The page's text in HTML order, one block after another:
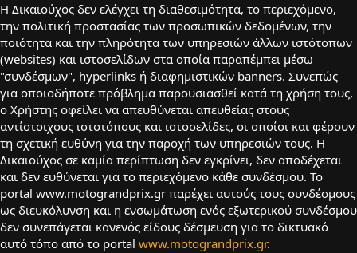
Η Δικαιούχος δεν ελέγχει τη διαθεσιμότητα, το περιεχόμενο,
την πολιτική προστασίας των προσωπικών δεδομένων, την
ποιότητα και την πληρότητα των υπηρεσιών άλλων ιστότοπων
(websites) και ιστοσελίδων στα οποία παραπέμπει μέσω
"συνδέσμων", hyperlinks ή διαφημιστικών banners. Συνεπώς
για οποιοδήποτε πρόβλημα παρουσιασθεί κατά τη χρήση τους,
ο Χρήστης οφείλει να απευθύνεται απευθείας στους
αντίστοιχους ιστοτόπους και ιστοσελίδες, οι οποίοι και φέρουν
τη σχετική ευθύνη για την παροχή των υπηρεσιών τους. Η
Δικαιούχος σε καμία περίπτωση δεν εγκρίνει, δεν αποδέχεται
και δεν ευθύνεται για το περιεχόμενο κάθε συνδέσμου. Το
portal www.motograndprix.gr παρέχει αυτούς τους συνδέσμους
ως διευκόλυνση και η ενσωμάτωση ενός εξωτερικού συνδέσμου
δεν συνεπάγεται κανενός είδους δέσμευση για το δικτυακό
αυτό τόπο από τo portal www.motograndprix.gr.